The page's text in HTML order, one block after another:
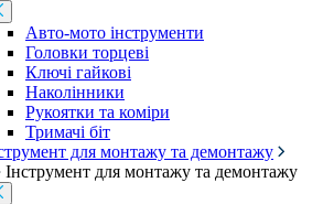
Авто-мото інструменти
Головки торцеві
Ключі гайкові
Наколінники
Рукоятки та коміри
Тримачі біт
для монтажу та демонтажу
Інструмент для монтажу та демонтажу